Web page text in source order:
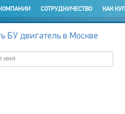
СОТРУДНИЧЕСТВО КАК
БУ двигатель в Москве